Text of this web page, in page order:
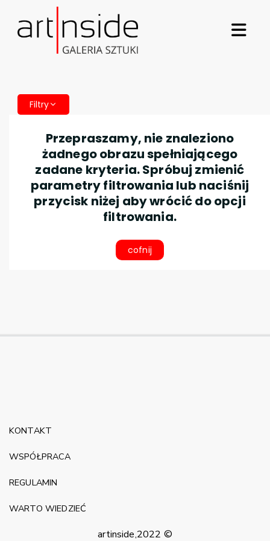
Filtry
Przepraszamy, nie znaleziono
żadnego obrazu spełniającego
zadane kryteria. Spróbuj zmienić
parametry filtrowania lub naciśnij
przycisk niżej aby wrócić do opcji
filtrowania.
cofnij
artinside,2022 ©
KONTAKT
WSPÓŁPRACA
REGULAMIN
WARTO WIEDZIEĆ